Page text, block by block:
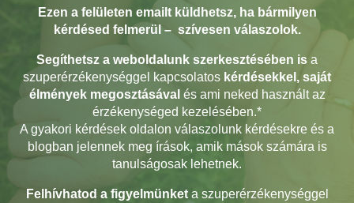
Ezen a felületen emailt küldhetsz, ha bármilyen
kérdésed felmerül – szívesen válaszolok.
Segíthetsz a weboldalunk szerkesztésében is a
szuperérzékenységgel kapcsolatos kérdésekkel, saját
élmények megosztásával és ami neked használt az
érzékenységed kezelésében.*
A gyakori kérdések oldalon válaszolunk kérdésekre és a
blogban jelennek meg írások, amik mások számára is
tanulságosak lehetnek.
Felhívhatod a figyelmünketa szuperérzékenységgel